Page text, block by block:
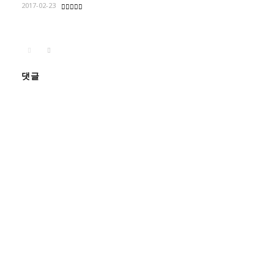
2017-02-23
댓글